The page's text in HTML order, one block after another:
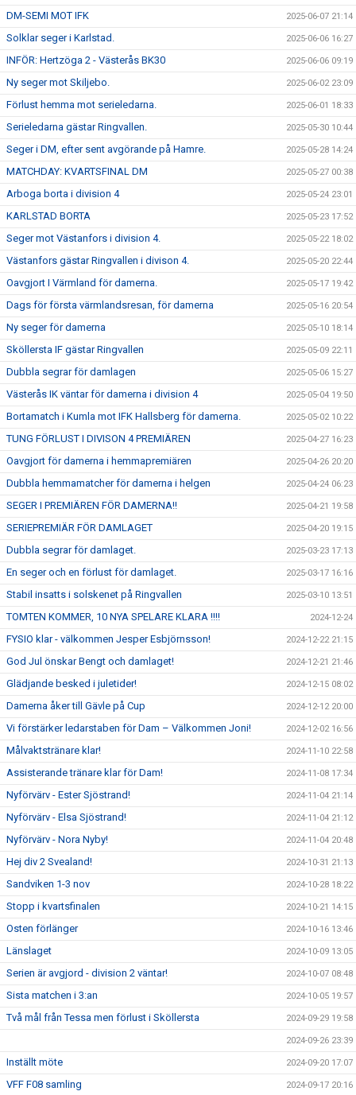
DM-SEMI MOT IFK 2025-06-07 21:14
Solklar seger i Karlstad. 2025-06-06 16:27
INFÖR: Hertzöga 2 - Västerås BK30 2025-06-06 09:19
Ny seger mot Skiljebo. 2025-06-02 23:09
Förlust hemma mot serieledarna. 2025-06-01 18:33
Serieledarna gästar Ringvallen. 2025-05-30 10:44
Seger i DM, efter sent avgörande på Hamre. 2025-05-28 14:24
MATCHDAY: KVARTSFINAL DM 2025-05-27 00:38
Arboga borta i division 4 2025-05-24 23:01
KARLSTAD BORTA 2025-05-23 17:52
Seger mot Västanfors i division 4. 2025-05-22 18:02
Västanfors gästar Ringvallen i divison 4. 2025-05-20 22:44
Oavgjort I Värmland för damerna. 2025-05-17 19:42
Dags för första värmlandsresan, för damerna 2025-05-16 20:54
Ny seger för damerna 2025-05-10 18:14
Sköllersta IF gästar Ringvallen 2025-05-09 22:11
Dubbla segrar för damlagen 2025-05-06 15:27
Västerås IK väntar för damerna i division 4 2025-05-04 19:50
Bortamatch i Kumla mot IFK Hallsberg för damerna. 2025-05-02 10:22
TUNG FÖRLUST I DIVISON 4 PREMIÄREN 2025-04-27 16:23
Oavgjort för damerna i hemmapremiären 2025-04-26 20:20
Dubbla hemmamatcher för damerna i helgen 2025-04-24 06:23
SEGER I PREMIÄREN FÖR DAMERNA!! 2025-04-21 19:58
SERIEPREMIÄR FÖR DAMLAGET 2025-04-20 19:15
Dubbla segrar för damlaget. 2025-03-23 17:13
En seger och en förlust för damlaget. 2025-03-17 16:16
Stabil insatts i solskenet på Ringvallen 2025-03-10 13:51
TOMTEN KOMMER, 10 NYA SPELARE KLARA !!!! 2024-12-24
FYSIO klar - välkommen Jesper Esbjörnsson! 2024-12-22 21:15
God Jul önskar Bengt och damlaget! 2024-12-21 21:46
Glädjande besked i juletider! 2024-12-15 08:02
Damerna åker till Gävle på Cup 2024-12-12 20:00
Vi förstärker ledarstaben för Dam – Välkommen Joni! 2024-12-02 16:56
Målvaktstränare klar! 2024-11-10 22:58
Assisterande tränare klar för Dam! 2024-11-08 17:34
Nyförvärv - Ester Sjöstrand! 2024-11-04 21:14
Nyförvärv - Elsa Sjöstrand! 2024-11-04 21:12
Nyförvärv - Nora Nyby! 2024-11-04 20:48
Hej div 2 Svealand! 2024-10-31 21:13
Sandviken 1-3 nov 2024-10-28 18:22
Stopp i kvartsfinalen 2024-10-21 14:15
Osten förlänger 2024-10-16 13:46
Länslaget 2024-10-09 13:05
Serien är avgjord - division 2 väntar! 2024-10-07 08:48
Sista matchen i 3:an 2024-10-05 19:57
Två mål från Tessa men förlust i Sköllersta 2024-09-29 19:58
2024-09-26 23:39
Inställt möte 2024-09-20 17:07
VFF F08 samling 2024-09-17 20:16